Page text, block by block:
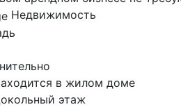
Недвижимость
в жилом доме
этаж